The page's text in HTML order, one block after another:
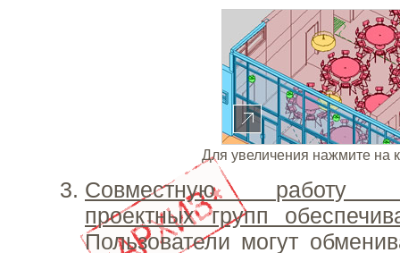
Для увеличения нажмите на
Совместную работу
проектных групп
Пользователи могут